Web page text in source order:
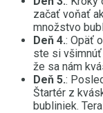
začať voňať
množstvo
Deň 4.: Opäť
ste si
že sa nám
Deň 5.:
Štartér z
bubliniek.